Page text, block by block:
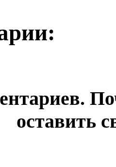
оставить